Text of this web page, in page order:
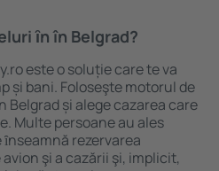
ȋn în Belgrad?
este o soluție care te va
și bani. Foloseşte motorul de
și alege cazarea care
Multe persoane au ales
rezervarea
şi a cazării şi, implicit,